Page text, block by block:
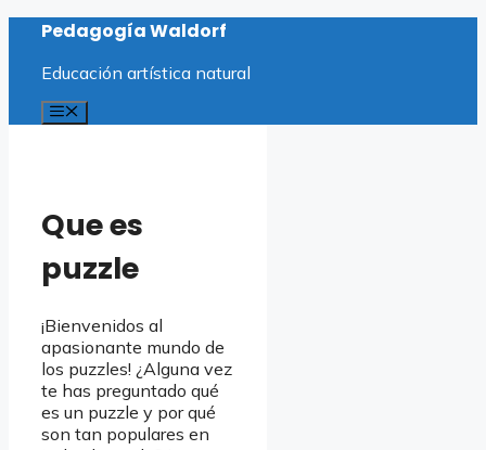
Saltar
contenido
Pedagogía Waldorf
Educación artística natural
Menú
Que es
puzzle
¡Bienvenidos al
apasionante mundo de
los puzzles! ¿Alguna vez
te has preguntado qué
es un puzzle y por qué
son tan populares en